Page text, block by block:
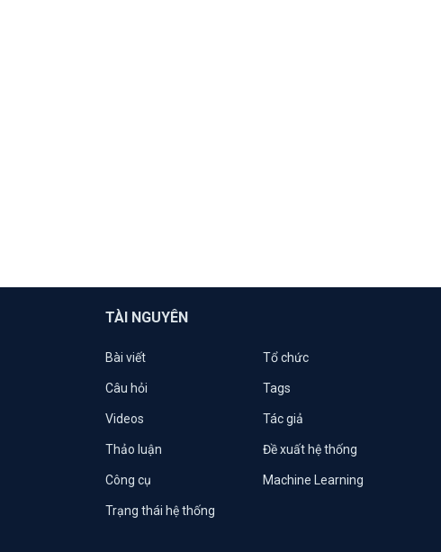
TÀI NGUYÊN
Bài viết Tổ chức
Câu hỏi Tags
Videos Tác giả
Thảo luận Đề xuất hệ thống
Công cụ Machine Learning
Trạng thái hệ thống